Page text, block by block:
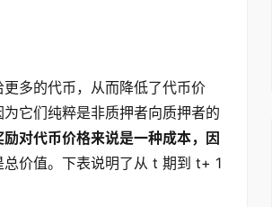
多的代币，从而降低了代币价
它们纯粹是非质押者向质押者的
励对代币价格来说是一种成本，因
价值。下表说明了从 t 期到 t+ 1